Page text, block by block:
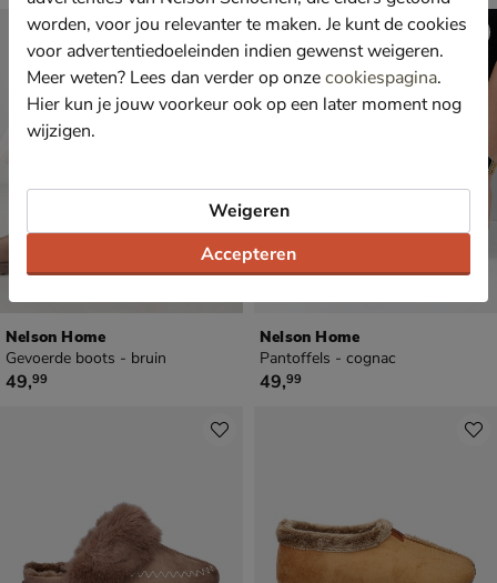
Nelson Home
Gevoerde boots - bruin
€ 49,99
49,99
Nelson Home
Pantoffels - cognac
€ 49,99
49,99
worden, voor jou relevanter te maken. Je kunt de cookies
voor advertentiedoeleinden indien gewenst weigeren.
Meer weten? Lees dan verder op onzecookiespagina.
Hier kun je jouw voorkeur ook op een later moment nog
wijzigen.
Accepteren
Weigeren